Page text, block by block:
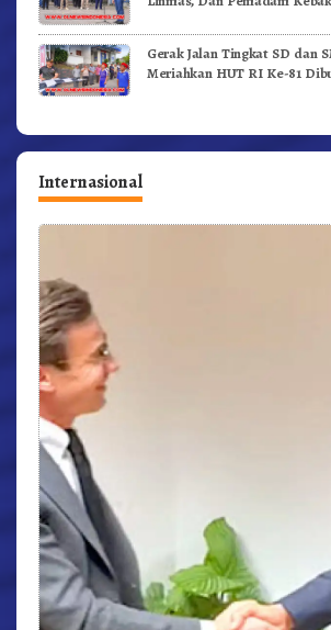
Gerak Jalan Tingkat SD dan
Meriahkan HUT RI Ke-81
Internasional